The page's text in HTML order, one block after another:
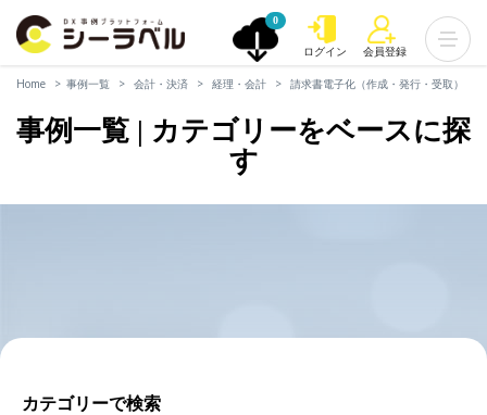
0
ログイン 会員登録
Home 事例一覧 会計・決済 経理・会計 請求書電子化（作成・発行・受取）
事例一覧 | カテゴリーをベースに探
す
カテゴリーで検索